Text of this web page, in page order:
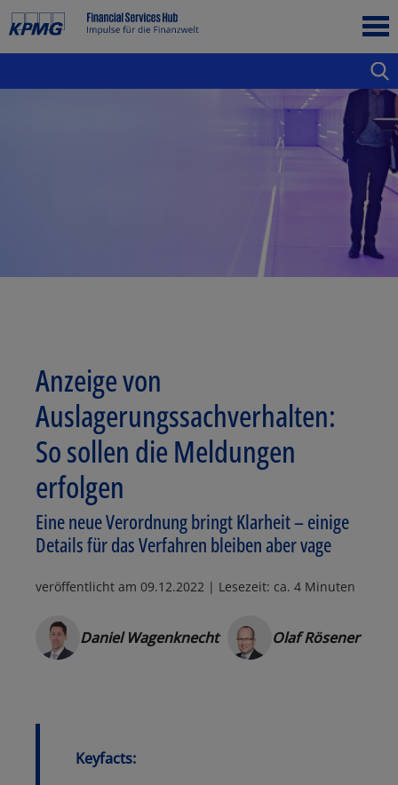
Anzeige von
Auslagerungssachverhalten:
So sollen die Meldungen
erfolgen
Eine neue Verordnung bringt Klarheit – einige
Details für das Verfahren bleiben aber vage
veröffentlicht am 09.12.2022 | Lesezeit: ca. 4 Minuten
Daniel Wagenknecht Olaf Rösener
Keyfacts: